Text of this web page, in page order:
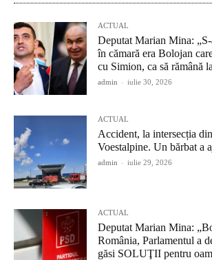
ACTUAL
Deputat Marian Mina:
în cămară era Bolojan
cu Simion, ca să rămână
admin - iulie 30, 2026
ACTUAL
Accident, la intersecția
Voestalpine. Un bărbat a
admin - iulie 29, 2026
ACTUAL
Deputat Marian Mina:
România, Parlamentul a
găsi SOLUŢII pentru